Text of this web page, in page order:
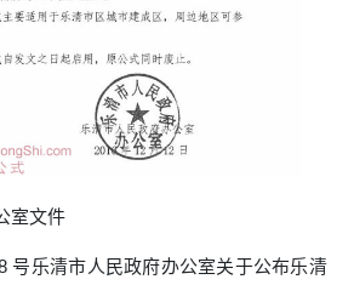
室文件
号乐清市人民政府办公室关于公布乐清